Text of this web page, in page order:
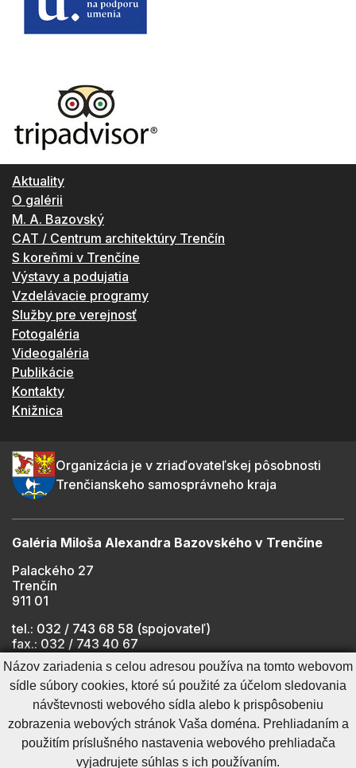
Aktuality
O galérii
M. A. Bazovský
CAT / Centrum architektúry Trenčín
S koreňmi v Trenčíne
Výstavy a podujatia
Vzdelávacie programy
Služby pre verejnosť
Fotogaléria
Videogaléria
Publikácie
Kontakty
Knižnica
Organizácia je v zriaďovateľskej pôsobnosti
Trenčianskeho samosprávneho kraja
Galéria Miloša Alexandra Bazovského v Trenčíne
Palackého 27
Trenčín
911 01
tel.: 032 / 743 68 58 (spojovateľ)
fax.: 032 / 743 40 67
e-mail:
info@gmab.sk
Cookies nastavenie
Ochrana osobných údajov
Cookies - viac informácií
Vyhlásenie o prístupnosti
Technický prevádzkovateľ
Správca obsahu
Názov zariadenia s celou adresou používa na tomto webovom
sídle súbory cookies, ktoré sú použité za účelom sledovania
návštevnosti webového sídla alebo k prispôsobeniu
zobrazenia webových stránok Vaša doména. Prehliadaním a
použitím príslušného nastavenia webového prehliadača
vyjadrujete súhlas s ich používaním.